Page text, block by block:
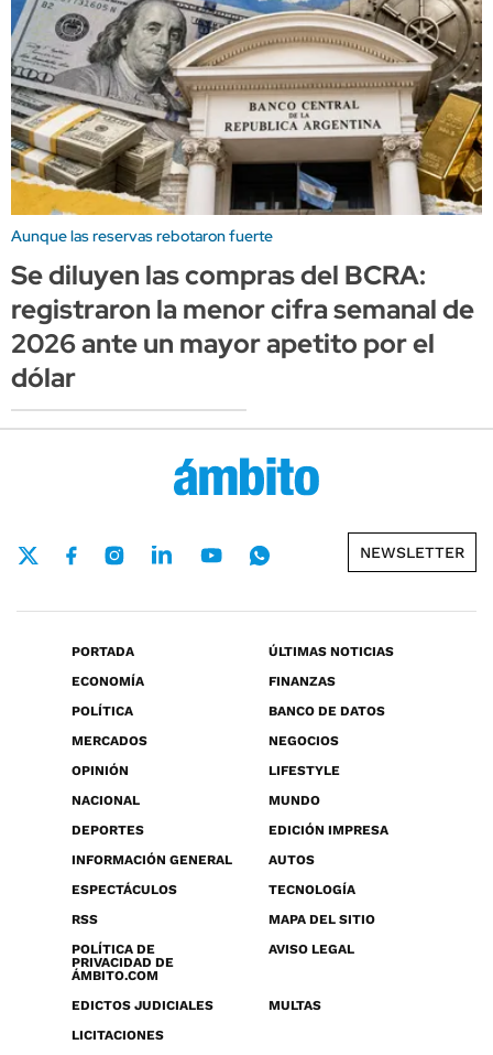
Aunque las reservas rebotaron fuerte
Se diluyen las compras del BCRA:
registraron la menor cifra semanal de
2026 ante un mayor apetito por el
dólar
NEWSLETTER
PORTADA
ÚLTIMAS NOTICIAS
ECONOMÍA
FINANZAS
POLÍTICA
BANCO DE DATOS
MERCADOS
NEGOCIOS
OPINIÓN
LIFESTYLE
NACIONAL
MUNDO
DEPORTES
EDICIÓN IMPRESA
INFORMACIÓN GENERAL
AUTOS
ESPECTÁCULOS
TECNOLOGÍA
RSS
MAPA DEL SITIO
POLÍTICA DE
PRIVACIDAD DE
ÁMBITO.COM
AVISO LEGAL
EDICTOS JUDICIALES
MULTAS
LICITACIONES